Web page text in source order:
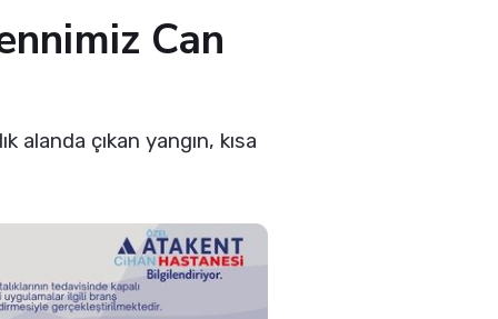
Can
çıkan yangın, kısa